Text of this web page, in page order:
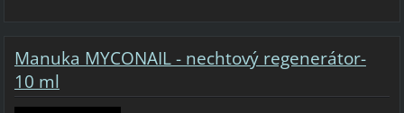
Manuka MYCONAIL - nechtový regenerátor-
10 ml